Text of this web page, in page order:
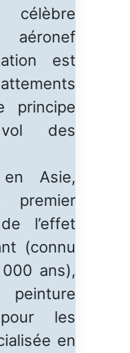
aéronef
est
principe
des
Asie,
premier
l’effet
(connu
ans),
les
en